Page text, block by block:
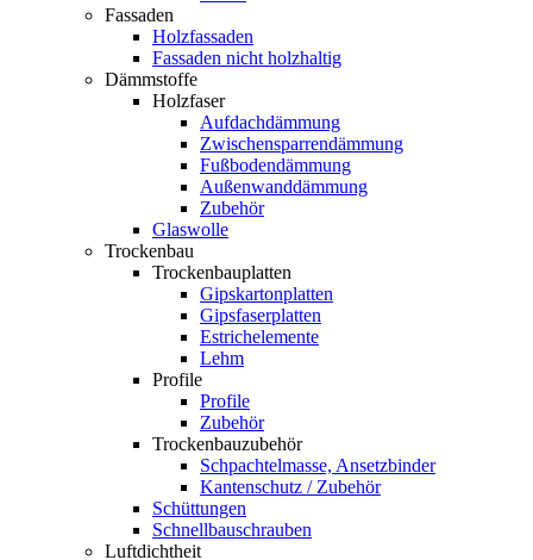
Fassaden
Holzfassaden
Fassaden nicht holzhaltig
Dämmstoffe
Holzfaser
Aufdachdämmung
Zwischensparrendämmung
Fußbodendämmung
Außenwanddämmung
Zubehör
Glaswolle
Trockenbau
Trockenbauplatten
Gipskartonplatten
Gipsfaserplatten
Estrichelemente
Lehm
Profile
Profile
Zubehör
Trockenbauzubehör
Schpachtelmasse, Ansetzbinder
Kantenschutz / Zubehör
Schüttungen
Schnellbauschrauben
Luftdichtheit